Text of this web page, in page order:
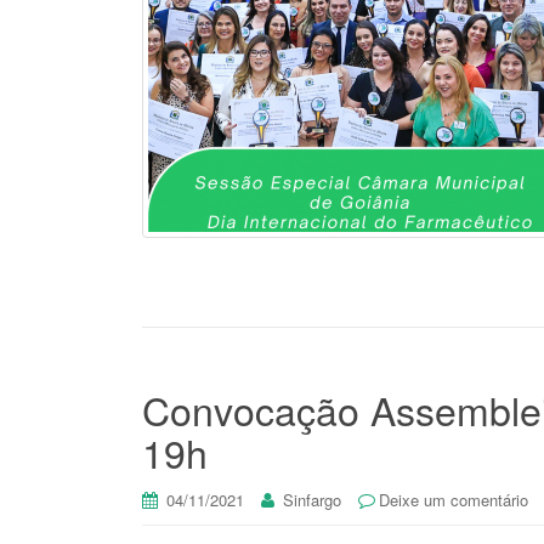
Convocação
19h
04/11/2021 Sinfargo Deixe um comentário